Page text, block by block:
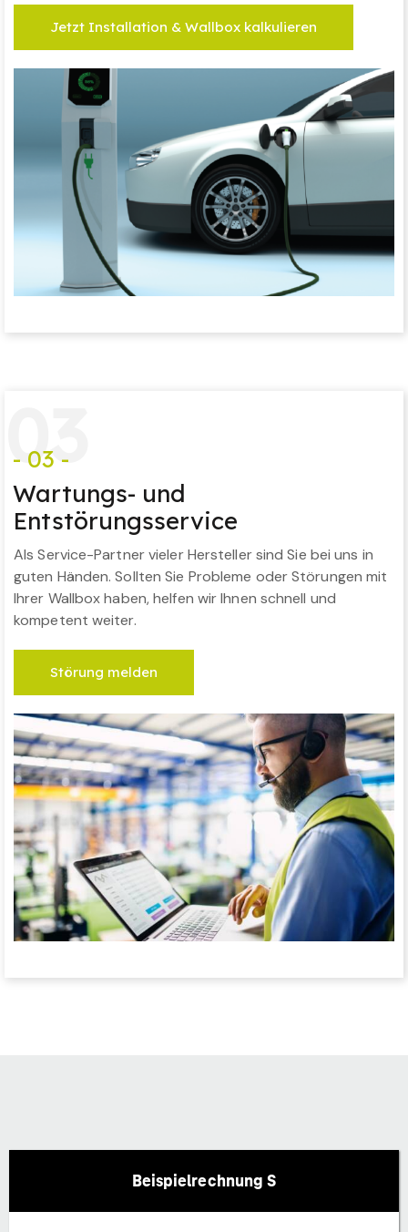
Jetzt Installation & Wallbox kalkulieren
03
- 03 -
Wartungs- und
Entstörungsservice
Als Service-Partner vieler Hersteller sind Sie bei uns in
guten Händen. Sollten Sie Probleme oder Störungen mit
Ihrer Wallbox haben, helfen wir Ihnen schnell und
kompetent weiter.
Störung melden
Beispielrechnung S